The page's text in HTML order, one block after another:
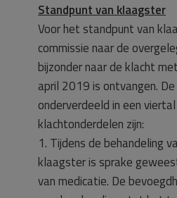
Standpunt van klaagster
Voor het standpunt van
commissie naar de
bijzonder naar de klacht
april 2019 is ontvangen.
onderverdeeld in een
klachtonderdelen zijn:
1. Tijdens de behandeling
klaagster is sprake
van medicatie. De